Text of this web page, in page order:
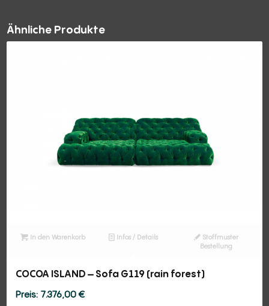
Ähnliche Produkte
In den Warenkorb Infos / Details
Stoffmuster
Bestellung
COCOA ISLAND – Sofa G119 (rain forest)
7.376,00€